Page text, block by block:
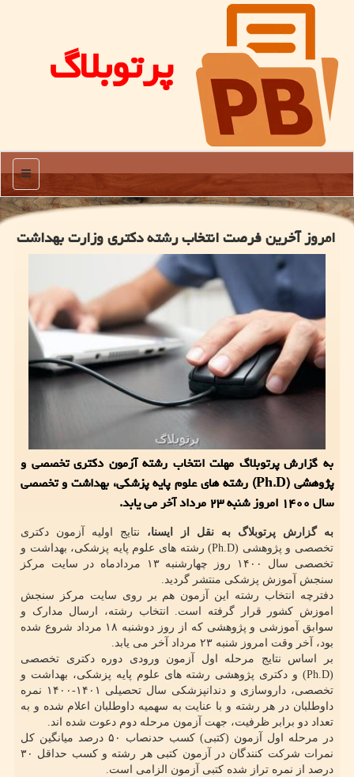
پرتوبلاگ
منو
امروز آخرین فرصت انتخاب رشته دکتری وزارت بهداشت
به گزارش پرتوبلاگ مهلت انتخاب رشته آزمون دکتری تخصصی و
پژوهشی (Ph.D) رشته های علوم پایه پزشکی، بهداشت و تخصصی
سال ۱۴۰۰ امروز شنبه ۲۳ مرداد آخر می یابد.
به گزارش پرتوبلاگ به نقل از ایسنا، نتایج اولیه آزمون دکتری
تخصصی و پژوهشی (Ph.D) رشته های علوم پایه پزشکی، بهداشت و
تخصصی سال ۱۴۰۰ روز چهارشنبه ۱۳ مردادماه در سایت مرکز
سنجش آموزش پزشکی منتشر گردید.
دفترچه انتخاب رشته این آزمون هم بر روی سایت مرکز سنجش
اموزش کشور قرار گرفته است. انتخاب رشته، ارسال مدارک و
سوابق آموزشی و پژوهشی که از روز دوشنبه ۱۸ مرداد شروع شده
بود، آخر وقت امروز شنبه ۲۳ مرداد آخر می یابد.
بر اساس نتایج مرحله اول آزمون ورودی دوره دکتری تخصصی
(Ph.D) و دکتری پژوهشی رشته های علوم پایه پزشکی، بهداشت و
تخصصی، داروسازی و دندانپزشکی سال تحصیلی ۱۴۰۱-۱۴۰۰ نمره
داوطلبان در هر رشته و با عنایت به سهمیه داوطلبان اعلام شده و به
تعداد دو برابر ظرفیت، جهت آزمون مرحله دوم دعوت شده اند.
در مرحله اول آزمون (کتبی) کسب حدنصاب ۵۰ درصد میانگین کل
نمرات شرکت کنندگان در آزمون کتبی هر رشته و کسب حداقل ۳۰
درصد از نمره تراز شده کتبی آزمون الزامی است.